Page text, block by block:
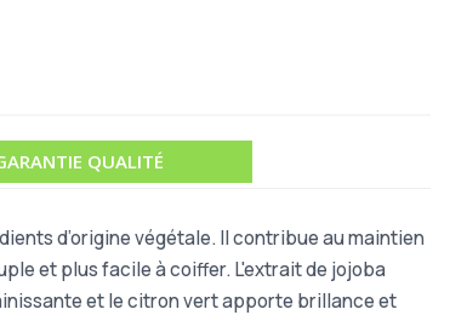
QUALITÉ
d’origine végétale. Ilcontribue au maintien
et plus facile à coiffer. L'extrait de jojoba
et le citron vert apporte brillance et